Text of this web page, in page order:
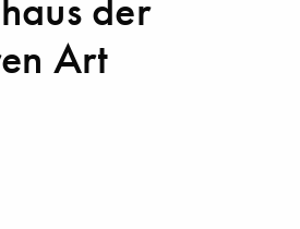
der
Art